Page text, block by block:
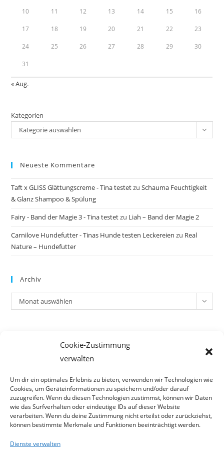
Cookie-Zustimmung
verwalten
Um dir ein optimales Erlebnis zu bieten, verwenden wir Technologien wie
Cookies, um Geräteinformationen zu speichern und/oder darauf
zuzugreifen. Wenn du diesen Technologien zustimmst, können wir Daten
wie das Surfverhalten oder eindeutige IDs auf dieser Website
verarbeiten. Wenn du deine Zustimmung nicht erteilst oder zurückziehst,
können bestimmte Merkmale und Funktionen beeinträchtigt werden.
Dienste verwalten
10 11 12 13 14 15 16
17 18 19 20 21 22 23
24 25 26 27 28 29 30
31
« Aug.
Kategorien
Kategorie auswählen
Neueste Kommentare
Taft x GLISS Glättungscreme - Tina testetzuSchauma Feuchtigkeit
& Glanz Shampoo & Spülung
Fairy - Band der Magie 3 - Tina testetzu Liah – Band der Magie 2
Carnilove Hundefutter - Tinas Hunde testen Leckereien zu Real
Nature – Hundefutter
Archiv
Archiv
Monat auswählen
Kommentar-Feed
WordPress.org